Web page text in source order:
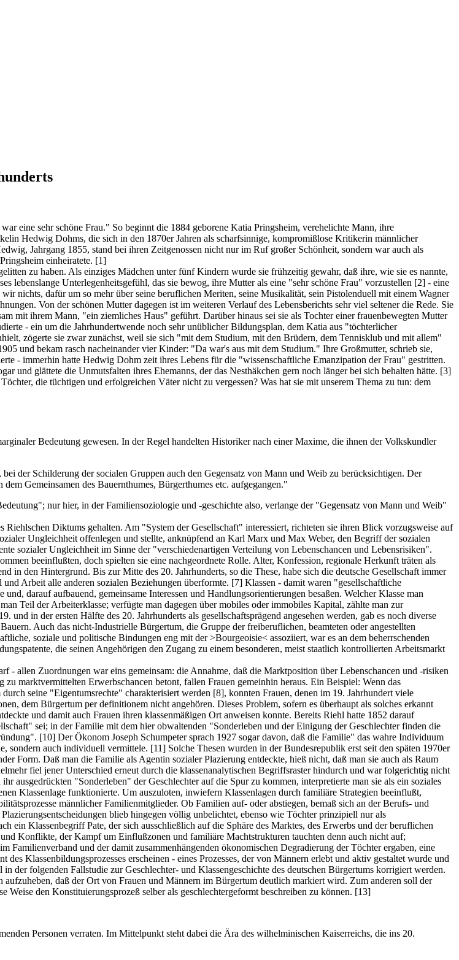
eine sehr schöne Frau." So beginnt die 1884 geborene Katia Pringsheim, verehelichte Mann, ihre
Hedwig Dohms, die sich in den 1870er Jahren als scharfsinnige, kompromißlose Kritikerin männlicher
Jahrgang 1855, stand bei ihren Zeitgenossen nicht nur im Ruf großer Schönheit, sondern war auch als
einheiratete. [1]
zu haben. Als einziges Mädchen unter fünf Kindern wurde sie frühzeitig gewahr, daß ihre, wie sie es nannte,
lebenslange Unterlegenheitsgefühl, das sie bewog, ihre Mutter als eine "sehr schöne Frau" vorzustellen [2] - eine
nichts, dafür um so mehr über seine beruflichen Meriten, seine Musikalität, sein Pistolenduell mit einem Wagner
Von der schönen Mutter dagegen ist im weiteren Verlauf des Lebensberichts sehr viel seltener die Rede. Sie
mit ihrem Mann, "ein ziemliches Haus" geführt. Darüber hinaus sei sie als Tochter einer frauenbewegten Mutter
- ein um die Jahrhundertwende noch sehr unüblicher Bildungsplan, dem Katia aus "töchterlicher
zögerte sie zwar zunächst, weil sie sich "mit dem Studium, mit den Brüdern, dem Tennisklub und mit allem"
und bekam rasch nacheinander vier Kinder: "Da war's aus mit dem Studium." Ihre Großmutter, schrieb sie,
- immerhin hatte Hedwig Dohm zeit ihres Lebens für die "wissenschaftliche Emanzipation der Frau" gestritten.
und glättete die Unmutsfalten ihres Ehemanns, der das Nesthäkchen gern noch länger bei sich behalten hätte. [3]
die tüchtigen und erfolgreichen Väter nicht zu vergessen? Was hat sie mit unserem Thema zu tun: dem
Bedeutung gewesen. In der Regel handelten Historiker nach einer Maxime, die ihnen der Volkskundler
der Schilderung der socialen Gruppen auch den Gegensatz von Mann und Weib zu berücksichtigen. Der
Gemeinsamen des Bauernthumes, Bürgerthumes etc. aufgegangen."
nur hier, in der Familiensoziologie und -geschichte also, verlange der "Gegensatz von Mann und Weib"
Diktums gehalten. Am "System der Gesellschaft" interessiert, richteten sie ihren Blick vorzugsweise auf
Ungleichheit offenlegen und stellte, anknüpfend an Karl Marx und Max Weber, den Begriff der sozialen
sozialer Ungleichheit im Sinne der "verschiedenartigen Verteilung von Lebenschancen und Lebensrisiken".
beeinflußten, doch spielten sie eine nachgeordnete Rolle. Alter, Konfession, regionale Herkunft träten als
in den Hintergrund. Bis zur Mitte des 20. Jahrhunderts, so die These, habe sich die deutsche Gesellschaft immer
Arbeit alle anderen sozialen Beziehungen überformte. [7] Klassen - damit waren "gesellschaftliche
darauf aufbauend, gemeinsame Interessen und Handlungsorientierungen besaßen. Welcher Klasse man
Teil der Arbeiterklasse; verfügte man dagegen über mobiles oder immobiles Kapital, zählte man zur
in der ersten Hälfte des 20. Jahrhunderts als gesellschaftsprägend angesehen werden, gab es noch diverse
Auch das nicht-Industrielle Bürgertum, die Gruppe der freiberuflichen, beamteten oder angestellten
soziale und politische Bindungen eng mit der >Bourgeoisie< assoziiert, war es an dem beherrschenden
die seinen Angehörigen den Zugang zu einem besonderen, meist staatlich kontrollierten Arbeitsmarkt
allen Zuordnungen war eins gemeinsam: die Annahme, daß die Marktposition über Lebenschancen und -risiken
marktvermittelten Erwerbschancen betont, fallen Frauen gemeinhin heraus. Ein Beispiel: Wenn das
seine "Eigentumsrechte" charakterisiert werden [8], konnten Frauen, denen im 19. Jahrhundert viele
dem Bürgertum per definitionem nicht angehören. Dieses Problem, sofern es überhaupt als solches erkannt
und damit auch Frauen ihren klassenmäßigen Ort anweisen konnte. Bereits Riehl hatte 1852 darauf
sei; in der Familie mit dem hier obwaltenden "Sonderleben und der Einigung der Geschlechter finden die
[10] Der Ökonom Joseph Schumpeter sprach 1927 sogar davon, daß die Familie" das wahre Individuum
sondern auch individuell vermittele. [11] Solche Thesen wurden in der Bundesrepublik erst seit den späten 1970er
Form. Daß man die Familie als Agentin sozialer Plazierung entdeckte, hieß nicht, daß man sie auch als Raum
fiel jener Unterschied erneut durch die klassenanalytischen Begriffsraster hindurch und war folgerichtig nicht
ausgedrückten "Sonderleben" der Geschlechter auf die Spur zu kommen, interpretierte man sie als ein soziales
Klassenlage funktionierte. Um auszuloten, inwiefern Klassenlagen durch familiäre Strategien beeinflußt,
männlicher Familienmitglieder. Ob Familien auf- oder abstiegen, bemaß sich an der Berufs- und
blieb hingegen völlig unbelichtet, ebenso wie Töchter prinzipiell nur als
ein Klassenbegriff Pate, der sich ausschließlich auf die Sphäre des Marktes, des Erwerbs und der beruflichen
Konflikte, der Kampf um Einflußzonen und familiäre Machtstrukturen tauchten denn auch nicht auf;
Familienverband und der damit zusammenhängenden ökonomischen Degradierung der Töchter ergaben, eine
Klassenbildungsprozesses erscheinen - eines Prozesses, der von Männern erlebt und aktiv gestaltet wurde und
der folgenden Fallstudie zur Geschlechter- und Klassengeschichte des deutschen Bürgertums korrigiert werden.
daß der Ort von Frauen und Männern im Bürgertum deutlich markiert wird. Zum anderen soll der
den Konstituierungsprozeß selber als geschlechtergeformt beschreiben zu können. [13]
Personen verraten. Im Mittelpunkt steht dabei die Ära des wilhelminischen Kaiserreichs, die ins 20.